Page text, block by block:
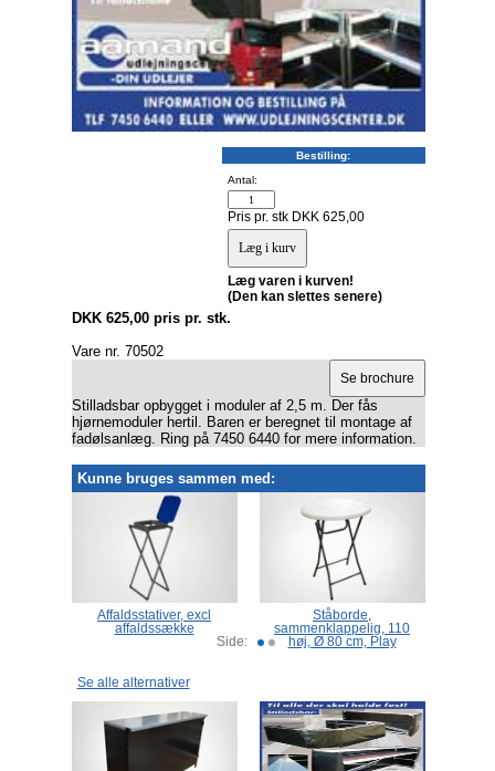
Bestilling:
Antal:
Pris pr. stk DKK 625,00
Læg varen i kurven!
(Den kan slettes senere)
DKK 625,00 pris pr. stk.
Vare nr. 70502
Stilladsbar opbygget i moduler af 2,5 m. Der fås
hjørnemoduler hertil. Baren er beregnet til montage af
fadølsanlæg. Ring på 7450 6440 for mere information.
Kunne bruges sammen med:
Se alle alternativer
Affaldsstativer, excl
affaldssække
Ståborde,
sammenklappelig, 110
høj, Ø 80 cm, Play
Side: